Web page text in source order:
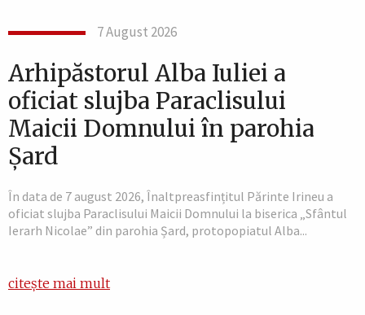
7 August 2026
Arhipăstorul Alba Iuliei a
oficiat slujba Paraclisului
Maicii Domnului în parohia
Șard
În data de 7 august 2026, Înaltpreasfințitul Părinte Irineu a
oficiat slujba Paraclisului Maicii Domnului la biserica „Sfântul
Ierarh Nicolae” din parohia Șard, protopopiatul Alba...
citește mai mult